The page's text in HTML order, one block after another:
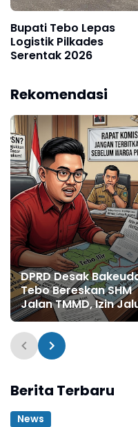
Bupati Tebo Lepas
Logistik Pilkades
Serentak 2026
Rekomendasi
DPRD Desak
Tebo Bereskan SHM
Jalan TMMD, Izin
Pipa PT Montd'Or
Ditunda
Berita Terbaru
News